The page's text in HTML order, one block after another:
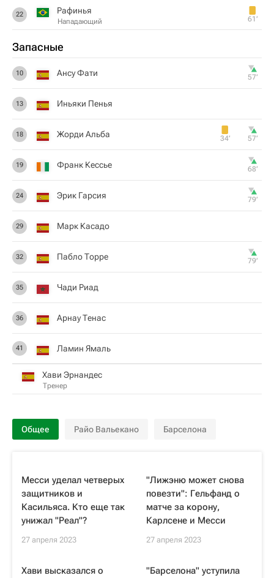
22 Рафинья
Нападающий 61‎’‎
Запасные
10 Ансу Фати 57‎’‎
13 Иньяки Пенья
18 Жорди Альба 34‎’‎ 57‎’‎
19 Франк Кессье 68‎’‎
24 Эрик Гарсия 79‎’‎
29 Марк Касадо
32 Пабло Торре 79‎’‎
35 Чади Риад
36 Арнау Тенас
41 Ламин Ямаль
Хави Эрнандес
Тренер
Общее Райо Вальекано Барселона
Месси уделал четверых
защитников и
Касильяса. Кто еще так
унижал "Реал"?
27 апреля 2023
"Лижэню может снова
повезти": Гельфанд о
матче за корону,
Карлсене и Месси
27 апреля 2023
Хави высказался о
"Барселона" уступила